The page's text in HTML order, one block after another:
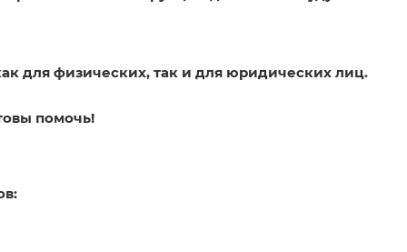
для физических, так и для юридических лиц.
помочь!